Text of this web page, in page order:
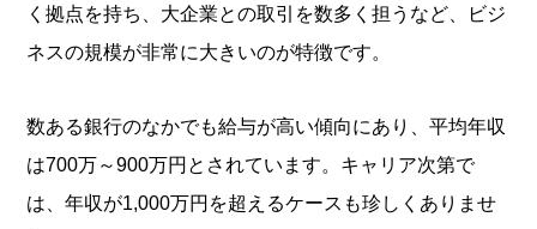
く拠点を持ち、大企業との取引を数多く担うなど、ビジ
ネスの規模が非常に大きいのが特徴です。
数ある銀行のなかでも給与が高い傾向にあり、平均年収
は700万～900万円とされています。キャリア次第で
は、年収が1,000万円を超えるケースも珍しくありませ